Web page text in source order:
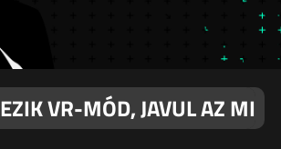
VR-MÓD, JAVUL AZ MI